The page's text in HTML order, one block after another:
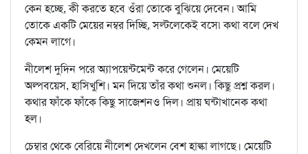
কেন হচ্ছে, কী করতে হবে ওঁরা তোকে বুঝিয়ে দেবেন। আমি
তোকে একটি মেয়ের নম্বর দিচ্ছি, সল্টলেকেই বসে৷ কথা বলে দেখ
কেমন লাগে।
নীলেশ দুদিন পরে অ্যাপয়েন্টমেন্ট করে গেলেন। মেয়েটি
অল্পবয়েস, হাসিখুশি। মন দিয়ে তাঁর কথা শুনল। কিছু প্রশ্ন করল।
কথার ফাঁকে ফাঁকে কিছু সাজেশনও দিল। প্রায় ঘন্টাখানেক কথা
হল।
চেম্বার থেকে বেরিয়ে নীলেশ দেখলেন বেশ হাল্কা লাগছে। মেয়েটি